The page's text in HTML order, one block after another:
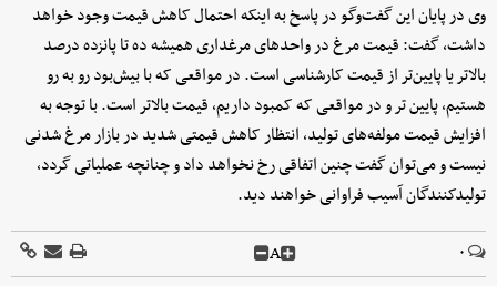
وی در پایان این گفت‌وگو در پاسخ به اینکه احتمال کاهش قیمت وجود خواهد
داشت، گفت: قیمت مرغ در واحدهای مرغداری همیشه ده تا پانزده درصد
بالاتر یا پایین‌تر از قیمت کارشناسی است. در مواقعی که با بیش‌بود رو به رو
هستیم، پایین تر و در مواقعی که کمبود داریم، قیمت بالاتر است. با توجه به
افزایش قیمت مولفه‌های تولید، انتظار کاهش قیمتی شدید در بازار مرغ شدنی
نیست و می‌توان گفت چنین اتفاقی رخ نخواهد داد و چنانچه عملیاتی گردد،
تولیدکنندگان آسیب فراوانی خواهند دید.
۰ A